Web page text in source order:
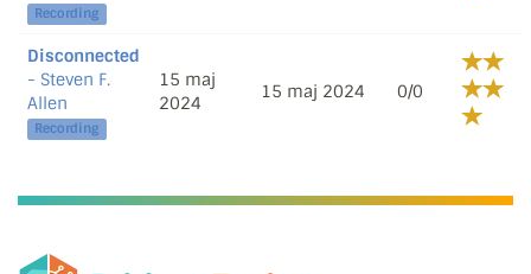
Recording
Disconnected
- Steven F.
Allen
Recording
15 maj
2024
15 maj 2024 0/0